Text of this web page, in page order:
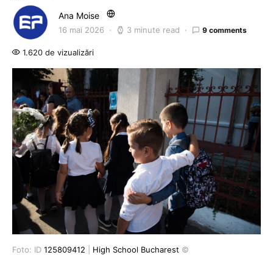
Ana Moise
16 mai 2026 3 minute read 9 comments
1.620 de vizualizări
Foto: ID 125809412 High School Bucharest ©